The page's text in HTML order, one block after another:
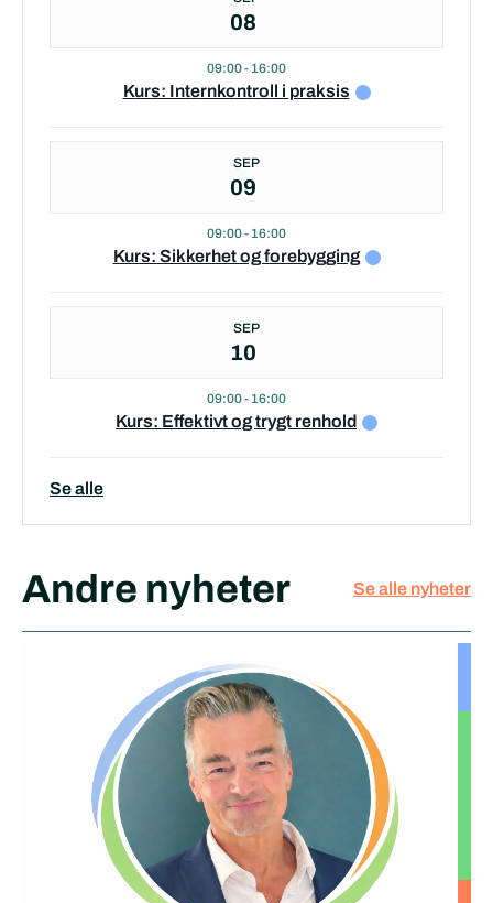
08
09:00- 16:00
Kurs: Internkontroll i praksis
09
SEP
09:00- 16:00
Kurs: Sikkerhet og forebygging
10
SEP
09:00- 16:00
Kurs: Effektivt og trygt renhold
Se alle
Andre nyheter Se alle nyheter